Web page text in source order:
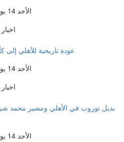
الأحد 14 يونيو 2026 10:08 مساءً
عودة تاريخية للأهلي إلى
الأحد 14 يونيو 2026 10:08 مساءً
بديل توروب في الأهلي ومصير محمد
الأحد 14 يونيو 2026 10:08 مساءً